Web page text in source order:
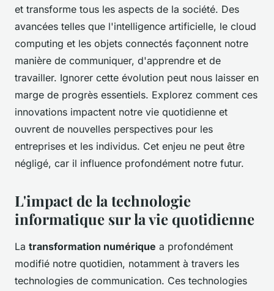
et transforme tous les aspects de la société. Des
avancées telles que l'intelligence artificielle, le cloud
computing et les objets connectés façonnent notre
manière de communiquer, d'apprendre et de
travailler. Ignorer cette évolution peut nous laisser en
marge de progrès essentiels. Explorez comment ces
innovations impactent notre vie quotidienne et
ouvrent de nouvelles perspectives pour les
entreprises et les individus. Cet enjeu ne peut être
négligé, car il influence profondément notre futur.
L'impact de la technologie
informatique sur la vie quotidienne
La transformation numérique a profondément
modifié notre quotidien, notamment à travers les
technologies de communication. Ces technologies